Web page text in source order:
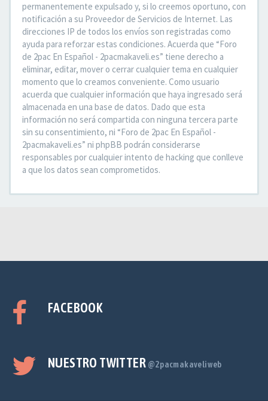
permanentemente expulsado y, si lo creemos oportuno, con
notificación a su Proveedor de Servicios de Internet. Las
direcciones IP de todos los envíos son registradas como
ayuda para reforzar estas condiciones. Acuerda que “Foro
de 2pac En Español - 2pacmakaveli.es” tiene derecho a
eliminar, editar, mover o cerrar cualquier tema en cualquier
momento que lo creamos conveniente. Como usuario
acuerda que cualquier información que haya ingresado será
almacenada en una base de datos. Dado que esta
información no será compartida con ninguna tercera parte
sin su consentimiento, ni “Foro de 2pac En Español -
2pacmakaveli.es” ni phpBB podrán considerarse
responsables por cualquier intento de hacking que conlleve
a que los datos sean comprometidos.
FACEBOOK
NUESTRO TWITTER @2pacmakaveliweb